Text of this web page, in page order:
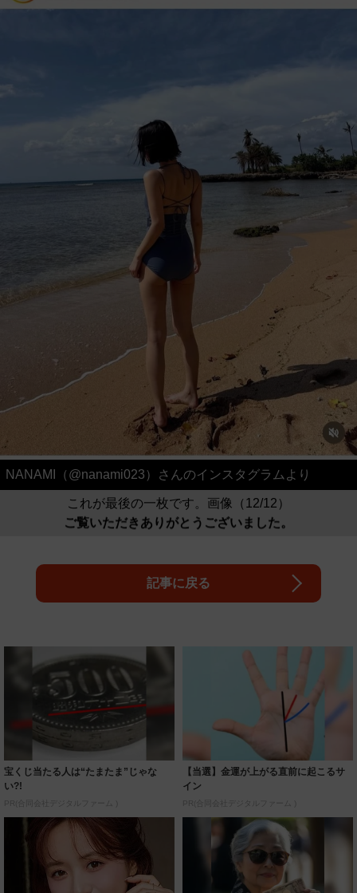
NANAMI（@nanami023）さんのインスタグラムより
これが最後の一枚です。画像（12/12）
ご覧いただきありがとうございました。
記事に戻る
宝くじ当たる人は“たまたま”じゃな
い?!
PR(合同会社デジタルファーム )
【当選】金運が上がる直前に起こるサ
イン
PR(合同会社デジタルファーム )